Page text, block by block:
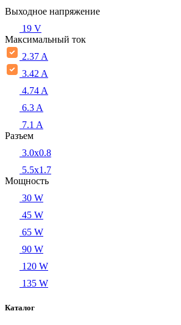
Выходное напряжение
19 V
Максимальный ток
2.37 A
3.42 A
4.74 A
6.3 A
7.1 A
Разъем
3.0x0.8
5.5х1.7
Мощность
30 W
45 W
65 W
90 W
120 W
135 W
Каталог